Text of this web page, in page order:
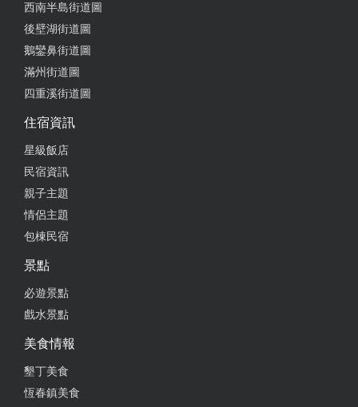
西南半島街道圖
後壁湖街道圖
鵝鑾鼻街道圖
滿州街道圖
四重溪街道圖
住宿資訊
星級飯店
民宿資訊
親子主題
情侶主題
包棟民宿
景點
必遊景點
戲水景點
美食情報
墾丁美食
恆春鎮美食